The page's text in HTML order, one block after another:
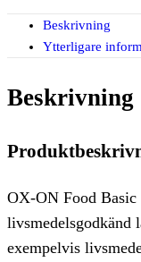
Beskrivning
Ytterligare
Beskrivning
OX-ON Food Basic
livsmedelsgodkänd
exempelvis